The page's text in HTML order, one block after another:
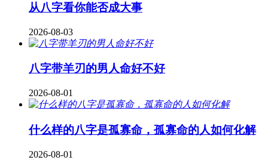
从八字看你能否成大事
2026-08-03
八字带羊刃的男人命好不好
2026-08-01
什么样的八字是孤寡命，孤寡命的人如何化解
2026-08-01